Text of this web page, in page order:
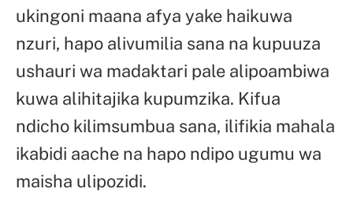
ukingoni maana afya yake haikuwa
nzuri, hapo alivumilia sana na kupuuza
ushauri wa madaktari pale alipoambiwa
kuwa alihitajika kupumzika. Kifua
ndicho kilimsumbua sana, ilifikia mahala
ikabidi aache na hapo ndipo ugumu wa
maisha ulipozidi.